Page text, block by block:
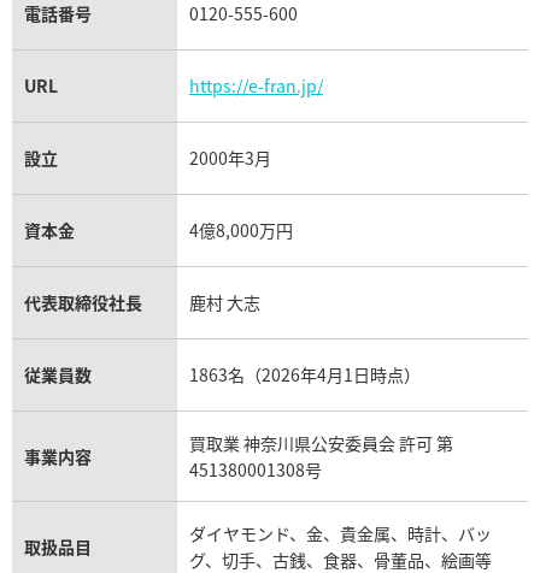
電話番号 0120-555-600
URL https://e-fran.jp/
設立 2000年3月
資本金 4億8,000万円
代表取締役社長 鹿村 大志
従業員数 1863名（2026年4月1日時点）
事業内容
買取業 神奈川県公安委員会 許可 第
451380001308号
取扱品目
ダイヤモンド、金、貴金属、時計、バッ
グ、切手、古銭、食器、骨董品、絵画等